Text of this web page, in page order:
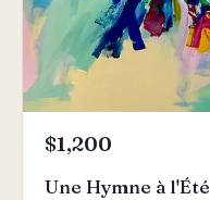
$1,200
Une Hymne à l'Été